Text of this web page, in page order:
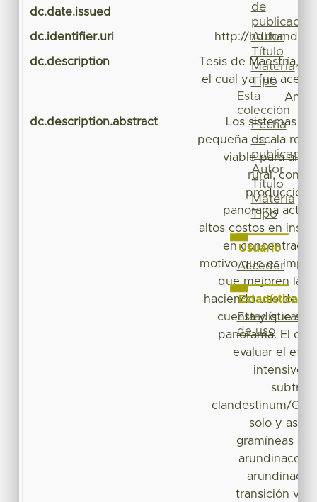
dc.date.issued
dc.identifier.uri http://
dc.description
Tesis de Maestría,
el cual ya fue
dc.description.abstract
Los sistemas
pequeña escala
viable para
rural,
producción
panorama
altos costos en
en
motivo que es
que mejoren la
haciendo uso de
cuenta y que se
panorama. El
evaluar el
intensivo
clandestinum/
solo y
gramíneas de
arundinacea
arundinacea
transición
de
publicación
Autor
Título
Materia
Tipo
Esta
colección
Fecha
de
publicación
Autor
Título
Materia
Tipo
Usuario
Acceder
Estadísticas
Estadísticas
de uso